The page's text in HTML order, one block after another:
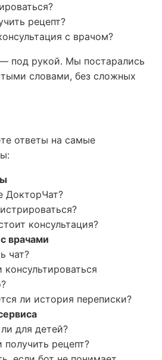
рецепт?
с врачом?
под рукой. Мы постарались
словами, без сложных
ответы на самые
ДокторЧат?
консультация?
врачами
чат?
ли история переписки?
для детей?
рецепт?